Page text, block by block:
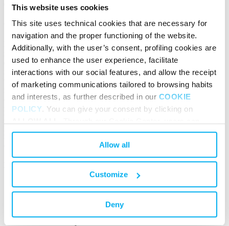
This website uses cookies
This site uses technical cookies that are necessary for
navigation and the proper functioning of the website.
Additionally, with the user’s consent, profiling cookies are
used to enhance the user experience, facilitate
interactions with our social features, and allow the receipt
of marketing communications tailored to browsing habits
and interests, as further described in our COOKIE
POLICY. You can give your consent by clicking on
select or deselect individual categories of cookies used
on the websites. By closing this banner, navigation will
continue without cookies or other tracking tools except
Allow all
Customize
Deny
cookie.
Cosa sono i cookie
I cookie sono stringhe di testo che fungono da marcatori informatici
inviati da un server (in questo caso, il servizio del sito web) al
dispositivo dell'Utente (pc, tablet, smartphone), dove vengono
memorizzati, e poi ritrasmessi allo stesso sito web alla successiva
visita. Sono utilizzati per eseguire l'autenticazione informatica, il
monitoraggio della sessione e la memorizzazione delle informazioni
del sito (senza l'uso dei cookie "tecnici" alcune operazioni sarebbero
molto complesse o impossibili da eseguire). Durante la navigazione,
parti", ovvero da siti web o server web diversi, sui quali possono
risiedere alcuni elementi (come immagini, suoni, mappe, link ad altri
domini) che si trovano sul sito che l'Utente sta visitando.
Finalità dell'utilizzo dei cookie
Identificare l'Utente e registrare le relative preferenze per
scopi strettamente legati all'erogazione del servizio richiesto